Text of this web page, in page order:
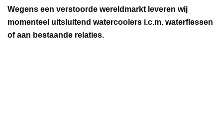
Wegens een verstoorde wereldmarkt leveren wij
momenteel uitsluitend watercoolers i.c.m. waterflessen
of aan bestaande relaties.